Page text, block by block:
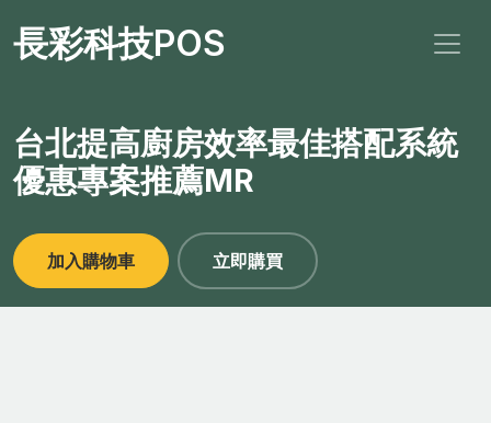
長彩科技POS
台北提高廚房效率最佳搭配系統
優惠專案推薦MR
加入購物車 立即購買